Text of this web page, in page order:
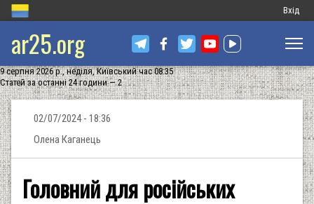
Меню
запису
Вхід
ar25.org
9 серпня 2026 р., неділя, Київський час 08:35
Статей за останні 24 години — 2
02/07/2024 - 18:36
Олена Каганець
Головний для російських